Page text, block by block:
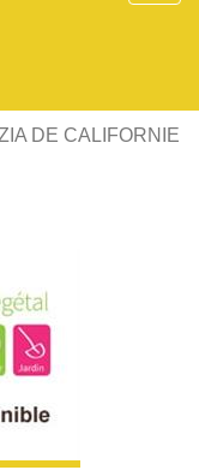
DE CALIFORNIE